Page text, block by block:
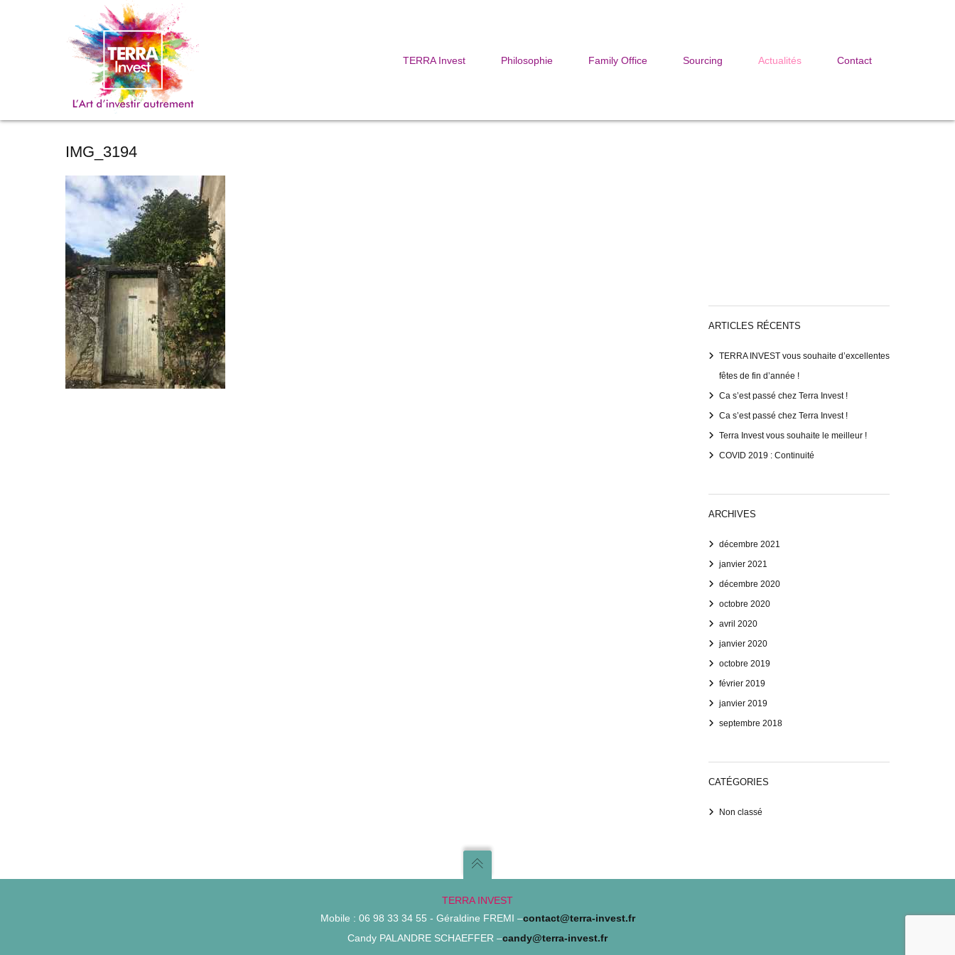
TERRA Invest Philosophie Family Office Sourcing Actualités Contact
IMG_3194
ARTICLES RÉCENTS
TERRA INVEST vous souhaite d’excellentes
fêtes de fin d’année !
Ca s’est passé chez Terra Invest !
Ca s’est passé chez Terra Invest !
Terra Invest vous souhaite le meilleur !
COVID 2019 : Continuité
ARCHIVES
décembre 2021
janvier 2021
décembre 2020
octobre 2020
avril 2020
janvier 2020
octobre 2019
février 2019
janvier 2019
septembre 2018
CATÉGORIES
Non classé
TERRA INVEST
Mobile : 06 98 33 34 55 - Géraldine FREMI –contact@terra-invest.fr
Candy PALANDRE SCHAEFFER –candy@terra-invest.fr